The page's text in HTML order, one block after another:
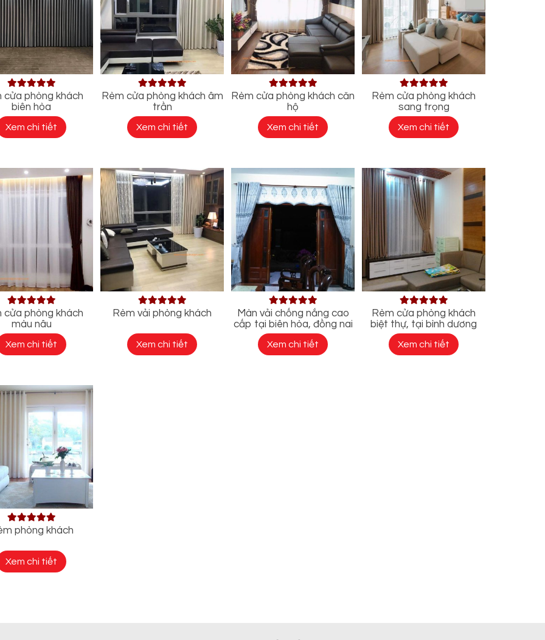
cửa phòng khách
biên hòa
Xem chi tiết
Rèm cửa phòng khách âm
trần
Xem chi tiết
Rèm cửa phòng khách căn
hộ
Xem chi tiết
Rèm cửa phòng khách
sang trọng
Xem chi tiết
cửa phòng khách
màu nâu
Xem chi tiết
Rèm vải phòng khách
Xem chi tiết
Màn vải chống nắng cao
cấp tại biên hòa, đồng nai
Xem chi tiết
Rèm cửa phòng khách
biệt thự, tại bình dương
Xem chi tiết
phòng khách
Xem chi tiết